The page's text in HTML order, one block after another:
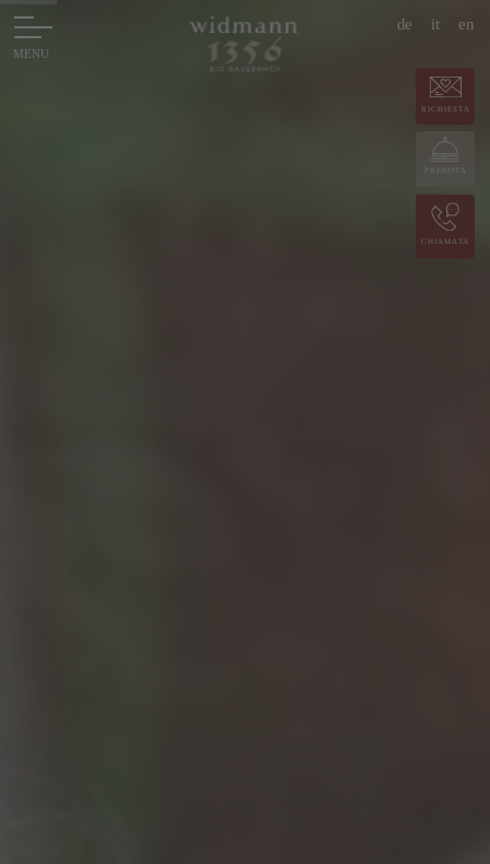
de it en
RICHIESTA
PRENOTA
CHIAMATA